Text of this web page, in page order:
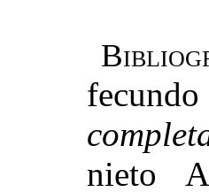
nieto